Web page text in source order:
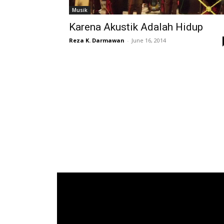
Musik
Karena Akustik Adalah Hidup
Reza K. Darmawan - June 16, 2014